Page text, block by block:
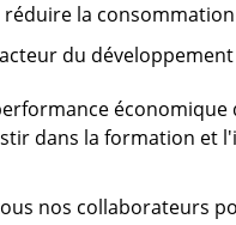
réduire la
du
dans la formation et
nos collaborateurs